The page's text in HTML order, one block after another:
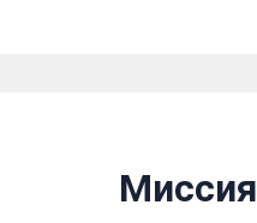
Миссия